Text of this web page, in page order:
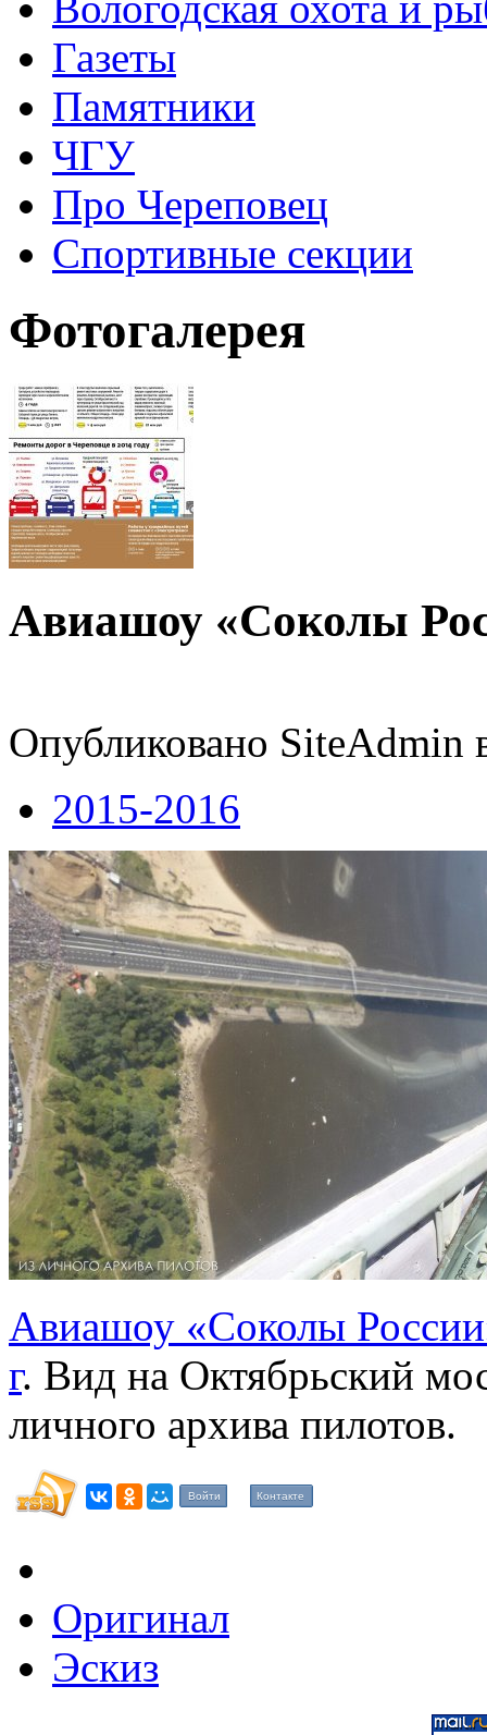
Газеты
Памятники
ЧГУ
Про Череповец
Спортивные секции
Фотогалерея
Авиашоу «Соколы
Опубликовано SiteAdmin
2015-2016
Авиашоу «Соколы
г. Вид на Октябрьский
личного архива пилотов.
Войти Контакте
Оригинал
Эскиз